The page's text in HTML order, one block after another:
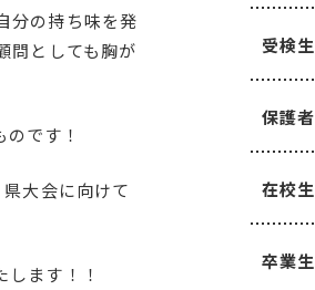
分の持ち味を発
問としても胸が
です！
大会に向けて
ます！！
受検
保護
在校
卒業